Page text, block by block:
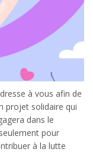
à vous afin de
projet solidaire qui
dans le
pour
à la lutte